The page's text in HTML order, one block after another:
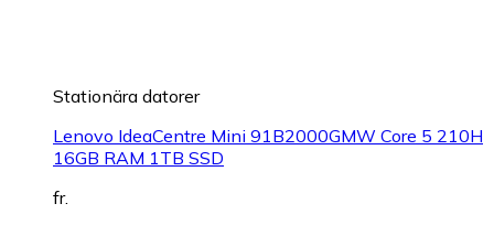
Stationära datorer
Lenovo IdeaCentre Mini 91B2000GMW Core 5 210H
16GB RAM 1TB SSD
fr.